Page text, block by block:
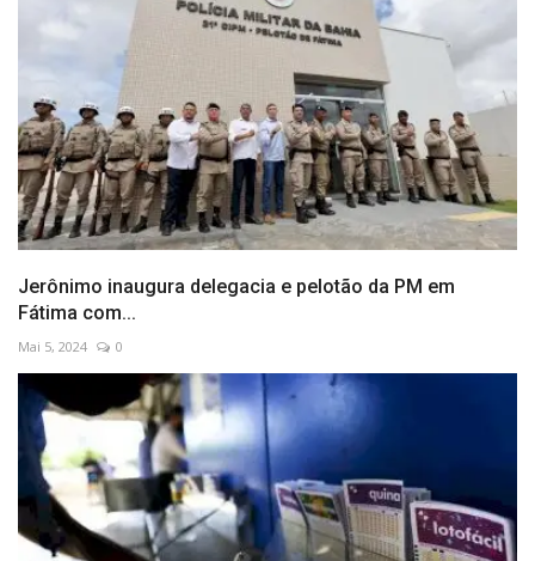
Jerônimo inaugura delegacia e pelotão da PM em
Fátima com...
Mai 5, 2024 0